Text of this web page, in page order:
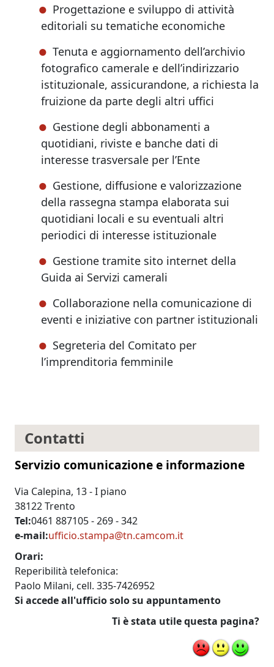
Progettazione e sviluppo di attività
editoriali su tematiche economiche
Tenuta e aggiornamento dell’archivio
fotografico camerale e dell’indirizzario
istituzionale, assicurandone, a richiesta la
fruizione da parte degli altri uffici
Gestione degli abbonamenti a
quotidiani, riviste e banche dati di
interesse trasversale per l’Ente
Gestione, diffusione e valorizzazione
della rassegna stampa elaborata sui
quotidiani locali e su eventuali altri
periodici di interesse istituzionale
Gestione tramite sito internet della
Guida ai Servizi camerali
Collaborazione nella comunicazione di
eventi e iniziative con partner istituzionali
Segreteria del Comitato per
l’imprenditoria femminile
Contatti
Servizio comunicazione e informazione
Via Calepina, 13 - I piano
38122 Trento
Tel 0461 887105 - 269 - 342
e-mail ufficio.stampa@tn.camcom.it
Orari
Reperibilità telefonica:
Paolo Milani, cell. 335-7426952
Si accede all'ufficio solo su appuntamento
Ti è stata utile questa pagina?